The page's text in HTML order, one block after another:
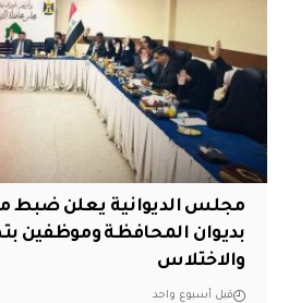
مجلس الديوانية يعلن ضبط
بديوان المحافظة وموظفين
والاختلاس
قبل أسبوع واحد